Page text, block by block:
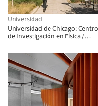
Universidad
Universidad de Chicago: Centro
de Investigación en Física /